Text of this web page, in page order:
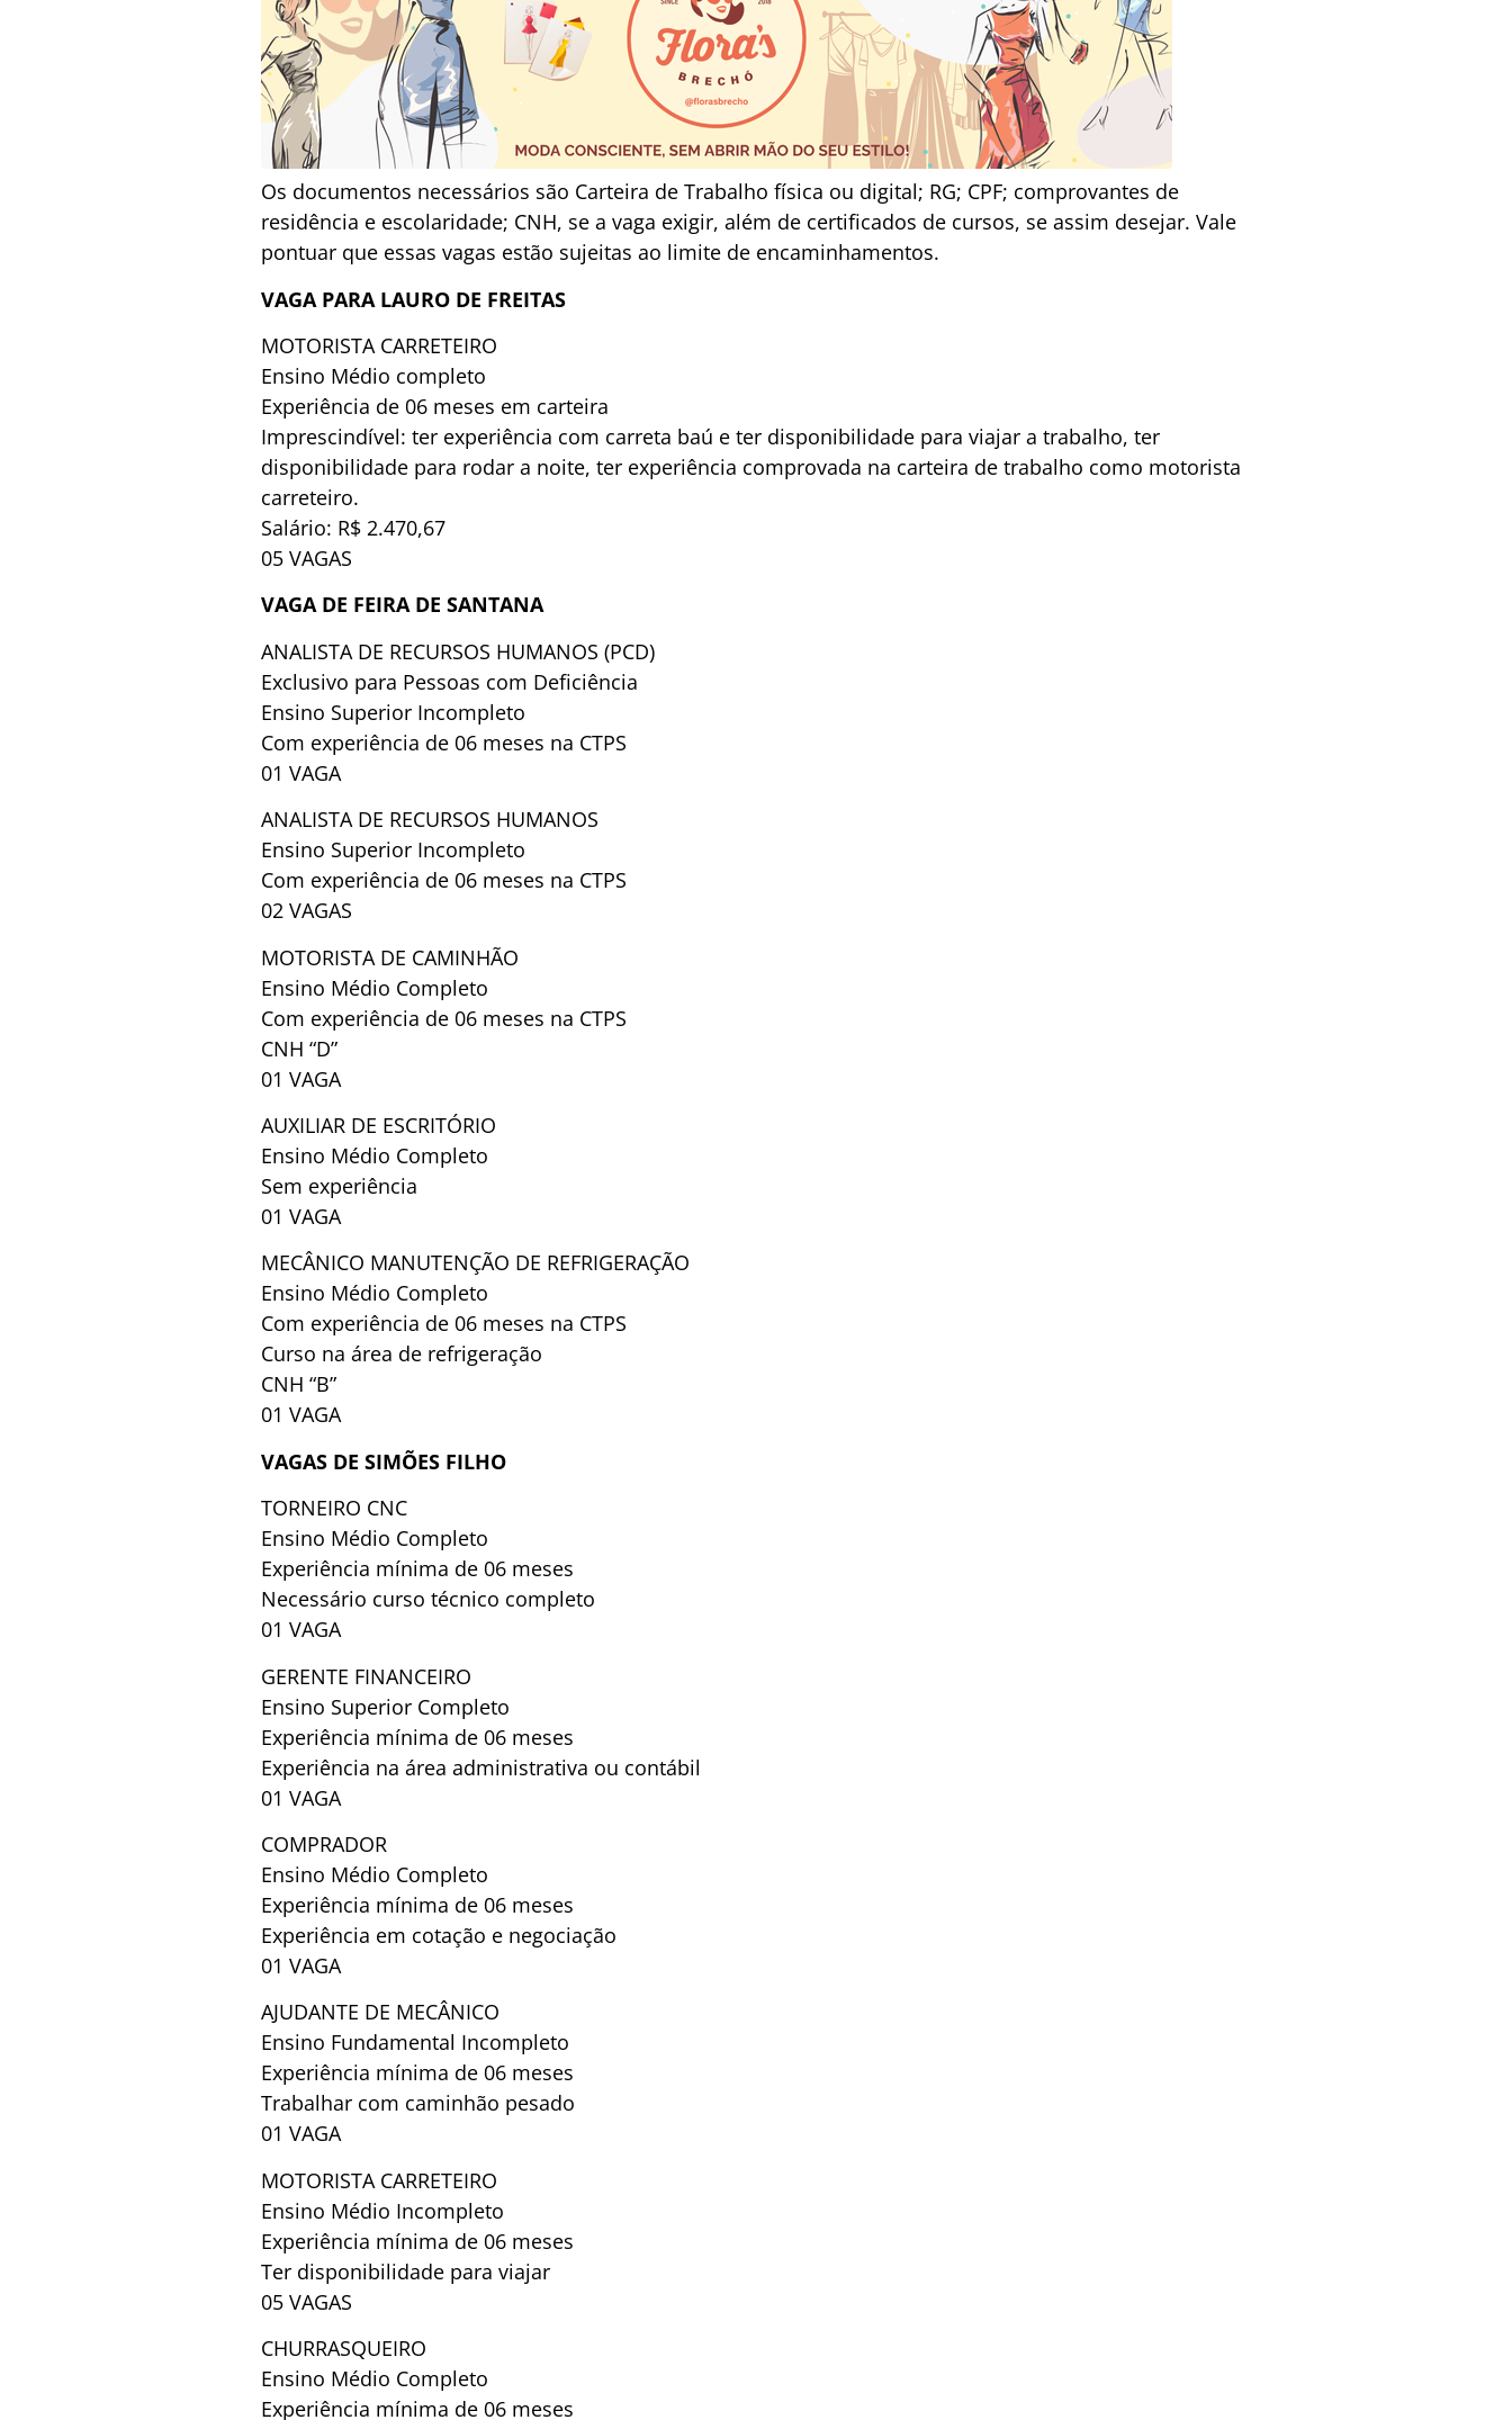
Os documentos necessários são Carteira de Trabalho física ou digital; RG; CPF; comprovantes de
residência e escolaridade; CNH, se a vaga exigir, além de certificados de cursos, se assim desejar. Vale
pontuar que essas vagas estão sujeitas ao limite de encaminhamentos.
VAGA PARA LAURO DE FREITAS
MOTORISTA CARRETEIRO
Ensino Médio completo
Experiência de 06 meses em carteira
Imprescindível: ter experiência com carreta baú e ter disponibilidade para viajar a trabalho, ter
disponibilidade para rodar a noite, ter experiência comprovada na carteira de trabalho como motorista
carreteiro.
Salário: R$ 2.470,67
05 VAGAS
VAGA DE FEIRA DE SANTANA
ANALISTA DE RECURSOS HUMANOS (PCD)
Exclusivo para Pessoas com Deficiência
Ensino Superior Incompleto
Com experiência de 06 meses na CTPS
01 VAGA
ANALISTA DE RECURSOS HUMANOS
Ensino Superior Incompleto
Com experiência de 06 meses na CTPS
02 VAGAS
MOTORISTA DE CAMINHÃO
Ensino Médio Completo
Com experiência de 06 meses na CTPS
CNH “D”
01 VAGA
AUXILIAR DE ESCRITÓRIO
Ensino Médio Completo
Sem experiência
01 VAGA
MECÂNICO MANUTENÇÃO DE REFRIGERAÇÃO
Ensino Médio Completo
Com experiência de 06 meses na CTPS
Curso na área de refrigeração
CNH “B”
01 VAGA
VAGAS DE SIMÕES FILHO
TORNEIRO CNC
Ensino Médio Completo
Experiência mínima de 06 meses
Necessário curso técnico completo
01 VAGA
GERENTE FINANCEIRO
Ensino Superior Completo
Experiência mínima de 06 meses
Experiência na área administrativa ou contábil
01 VAGA
COMPRADOR
Ensino Médio Completo
Experiência mínima de 06 meses
Experiência em cotação e negociação
01 VAGA
AJUDANTE DE MECÂNICO
Ensino Fundamental Incompleto
Experiência mínima de 06 meses
Trabalhar com caminhão pesado
01 VAGA
MOTORISTA CARRETEIRO
Ensino Médio Incompleto
Experiência mínima de 06 meses
Ter disponibilidade para viajar
05 VAGAS
CHURRASQUEIRO
Ensino Médio Completo
Experiência mínima de 06 meses